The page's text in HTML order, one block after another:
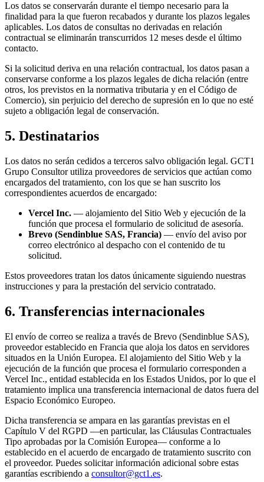
Los datos se conservarán durante el tiempo necesario para la
finalidad para la que fueron recabados y durante los plazos legales
aplicables. Los datos de consultas no derivadas en relación
contractual se eliminarán transcurridos 12 meses desde el último
contacto.
Si la solicitud deriva en una relación contractual, los datos pasan a
conservarse conforme a los plazos legales de dicha relación (entre
otros, los previstos en la normativa tributaria y en el Código de
Comercio), sin perjuicio del derecho de supresión en lo que no esté
sujeto a obligación legal de conservación.
5. Destinatarios
Los datos no serán cedidos a terceros salvo obligación legal. GCT1
Grupo Consultor utiliza proveedores de servicios que actúan como
encargados del tratamiento, con los que se han suscrito los
correspondientes acuerdos de encargado:
Vercel Inc. — alojamiento del Sitio Web y ejecución de la
función que procesa el formulario de solicitud de asesoría.
Brevo (Sendinblue SAS, Francia) — envío del aviso por
correo electrónico al despacho con el contenido de tu
solicitud.
Estos proveedores tratan los datos únicamente siguiendo nuestras
instrucciones y para la prestación del servicio contratado.
6. Transferencias internacionales
El envío de correo se realiza a través de Brevo (Sendinblue SAS),
proveedor establecido en Francia que aloja los datos en servidores
situados en la Unión Europea. El alojamiento del Sitio Web y la
ejecución de la función que procesa el formulario corresponden a
Vercel Inc., entidad establecida en los Estados Unidos, por lo que el
tratamiento implica una transferencia internacional de datos fuera del
Espacio Económico Europeo.
Dicha transferencia se ampara en las garantías previstas en el
Capítulo V del RGPD —en particular, las Cláusulas Contractuales
Tipo aprobadas por la Comisión Europea— conforme a lo
establecido en el acuerdo de encargado de tratamiento suscrito con
el proveedor. Puedes solicitar información adicional sobre estas
garantías escribiendo a consultor@gct1.es.